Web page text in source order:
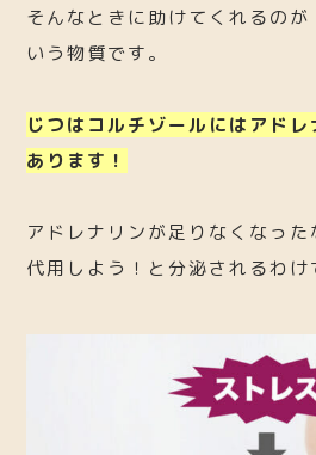
そんなときに助けてくれるのが
いう物質です。
じつはコルチゾールにはアド
あります！
アドレナリンが足りなくなっ
代用しよう！と分泌されるわけ